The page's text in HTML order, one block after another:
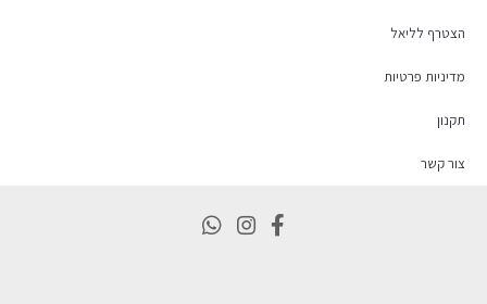
הצטרף לליאל
מדיניות פרטיות
תקנון
צור קשר